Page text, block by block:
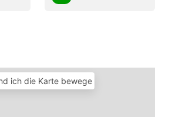
ich die Karte bewege